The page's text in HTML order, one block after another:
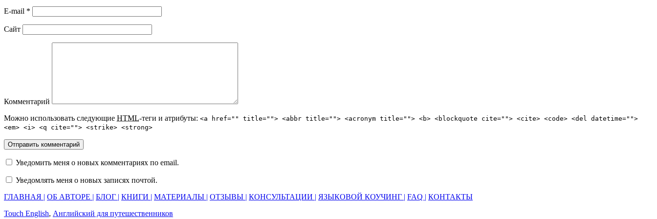
E-mail *
Сайт
Комментарий
Можно использовать следующие HTML-теги и атрибуты: <a href="" title=""> <abbr title=""> <acronym title=""> <b> <blockquote cite=""> <cite> <code> <del datetime="">
<em> <i> <q cite=""> <strike> <strong>
Уведомить меня о новых комментариях по email.
Уведомлять меня о новых записях почтой.
ГЛАВНАЯ | ОБ АВТОРЕ | БЛОГ | КНИГИ | МАТЕРИАЛЫ | ОТЗЫВЫ | КОНСУЛЬТАЦИИ | ЯЗЫКОВОЙ КОУЧИНГ | FAQ | КОНТАКТЫ
Touch English, Английский для путешественников